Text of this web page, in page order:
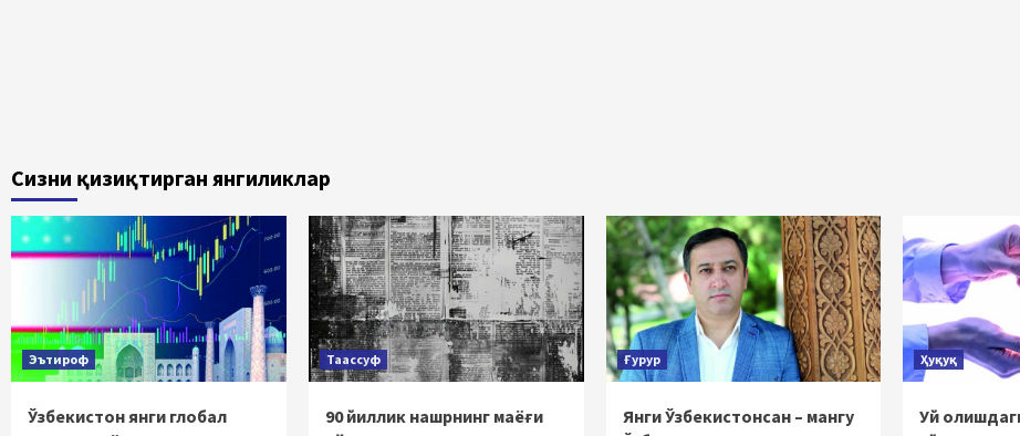
Сизни қизиқтирган янгиликлар
Эътироф
Ўзбекистон янги глобал
Таассуф
90 йиллик нашрнинг маёғи
Ғурур
Янги Ўзбекистонсан – мангу
Ҳуқуқ
Уй